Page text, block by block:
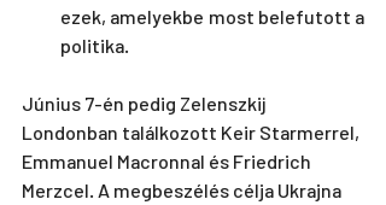
ezek, amelyekbe most belefutott a
politika.
Június 7-én pedig Zelenszkij
Londonban találkozott Keir Starmerrel,
Emmanuel Macronnal és Friedrich
Merzcel. A megbeszélés célja Ukrajna